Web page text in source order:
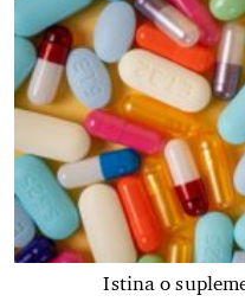
Istina o